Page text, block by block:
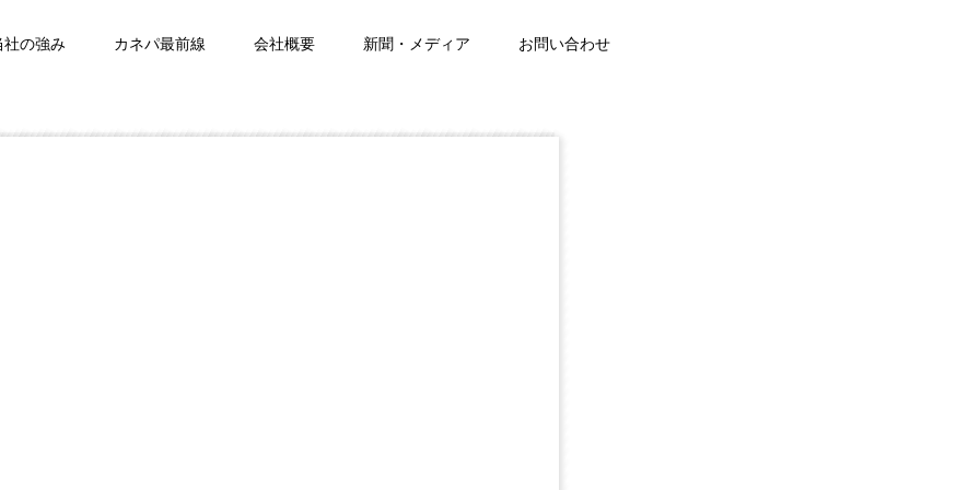
社の強み カネパ最前線 会社概要 新聞・メディア お問い合わせ